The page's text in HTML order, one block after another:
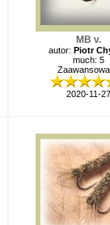
MB v.
autor: Piotr
much: 5
2020-11-27